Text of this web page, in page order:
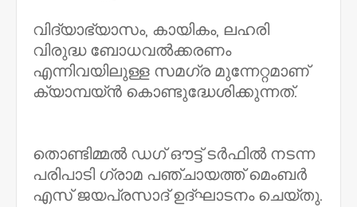
വിദ്യാഭ്യാസം, കായികം, ലഹരി
വിരുദ്ധ ബോധവൽക്കരണം
എന്നിവയിലുള്ള സമഗ്ര മുന്നേറ്റമാണ്
ക്യാമ്പയ്ൻ കൊണ്ടുദ്ധേശിക്കുന്നത്.
തൊണ്ടിമ്മൽ ഡഗ് ഔട്ട് ടർഫിൽ നടന്ന
പരിപാടി ഗ്രാമ പഞ്ചായത്ത് മെംബർ
എസ് ജയപ്രസാദ് ഉദ്ഘാടനം ചെയ്തു.